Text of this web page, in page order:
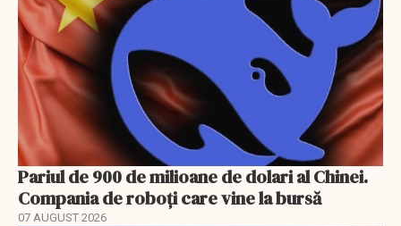
Pariul de 900 de milioane de dolari al Chinei.
Compania de roboți care vine la bursă
07 AUGUST 2026